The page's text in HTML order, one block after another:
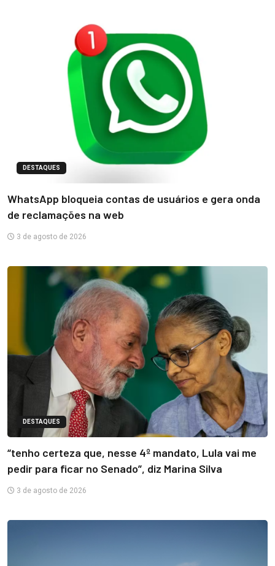
DESTAQUES
WhatsApp bloqueia contas de usuários e gera onda
de reclamações na web
3 de agosto de 2026
DESTAQUES
“tenho certeza que, nesse 4º mandato, Lula vai me
pedir para ficar no Senado”, diz Marina Silva
3 de agosto de 2026